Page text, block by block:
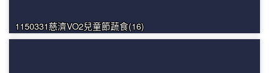
1150331慈濟VO2兒童節蔬食(16)